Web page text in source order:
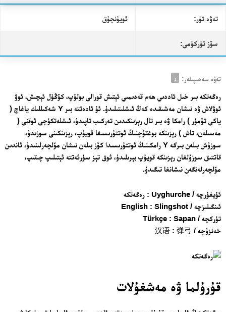
تەۋە تۈر: ئويۇنچۇق
سۆز تۈركۈمى:
تەۋە سەھىپىلەر: ر
رەگەتكە بىر خىل ئاددىي ھەم قەدىمىي ئېتىش قورالى بولۇپ، كۆڭۈل ئېچىش، ئوۋ
ئوۋلاش ۋە نىشان مەشىقىدە كەڭ ئىشلىتىلىدۇ. ئۇ ئادەتتە بىر Y شەكىللىك ياغاچ (
ياكى تۆمۈر ) رامكا ۋە بىر تال رېزىنكىدىن تەركىب تاپىدۇ، ئىشلەتكۈچى ئوقنى (
مەسىلەن، تاش ) رېزىنكە بوغقۇچنىڭ ئوتتۇرىسىغا قويۇپ، رېزىنكىنى سوزىدۇ،
سوزۇش بىلەن بىرگە Y رامكىنىڭ ئوتتۇرىسىدا كۆز بىلەن نىشان مۆلچەرلىنىدۇ، ئاندىن
قاتتىق سوزۇلغان رېزىنكە قويۇپ بېرىلىدۇ، ئوق تېز سۈرئەتتە ئېتىلىپ چىقىپ،
مۆلچەرلەنگەن نىشانغا تىگىدۇ.
ئۇيغۇرچە / Uyghurche : رەگەتكە
ئىنگىلىزچە / English : Slingshot
تۈركچە / Türkçe : Sapan
خەنزۇچە / 汉语 : 弹弓
قۇرۇلما ۋە مەشغۇلات